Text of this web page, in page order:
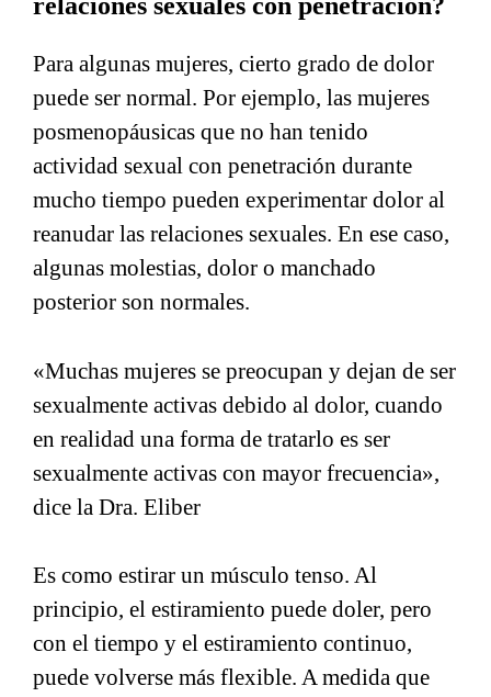
relaciones sexuales con penetración?
Para algunas mujeres, cierto grado de dolor
puede ser normal. Por ejemplo, las mujeres
posmenopáusicas que no han tenido
actividad sexual con penetración durante
mucho tiempo pueden experimentar dolor al
reanudar las relaciones sexuales. En ese caso,
algunas molestias, dolor o manchado
posterior son normales.
«Muchas mujeres se preocupan y dejan de ser
sexualmente activas debido al dolor, cuando
en realidad una forma de tratarlo es ser
sexualmente activas con mayor frecuencia»,
dice la Dra. Eliber
Es como estirar un músculo tenso. Al
principio, el estiramiento puede doler, pero
con el tiempo y el estiramiento continuo,
puede volverse más flexible. A medida que